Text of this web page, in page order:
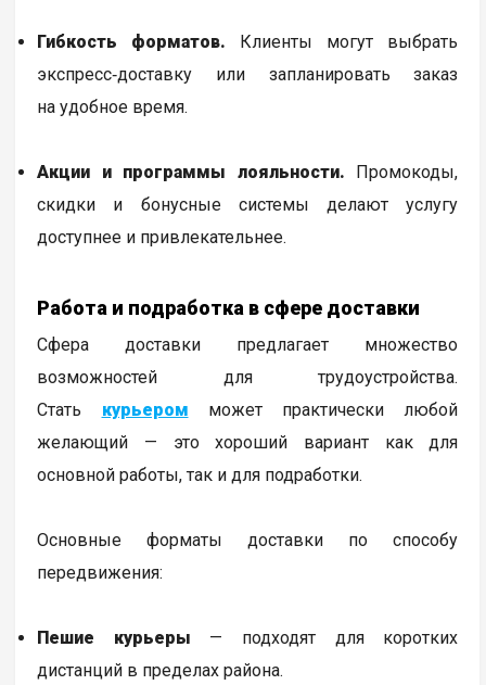
Гибкость форматов. Клиенты могут выбрать
экспресс‑доставку или запланировать заказ
на удобное время.
Акции и программы лояльности. Промокоды,
скидки и бонусные системы делают услугу
доступнее и привлекательнее.
Работа и подработка в сфере доставки
Сфера доставки предлагает множество
возможностей для трудоустройства.
Стать курьером
может практически любой
желающий — это хороший вариант как для
основной работы, так и для подработки.
Основные форматы доставки по способу
передвижения:
Пешие курьеры — подходят для коротких
дистанций в пределах района.